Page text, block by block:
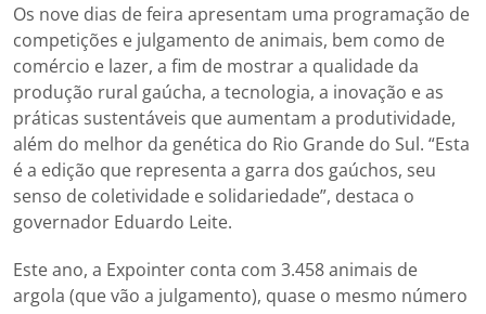
Os nove dias de feira apresentam uma programação de
competições e julgamento de animais, bem como de
comércio e lazer, a fim de mostrar a qualidade da
produção rural gaúcha, a tecnologia, a inovação e as
práticas sustentáveis que aumentam a produtividade,
além do melhor da genética do Rio Grande do Sul. “Esta
é a edição que representa a garra dos gaúchos, seu
senso de coletividade e solidariedade”, destaca o
governador Eduardo Leite.
Este ano, a Expointer conta com 3.458 animais de
argola (que vão a julgamento), quase o mesmo número